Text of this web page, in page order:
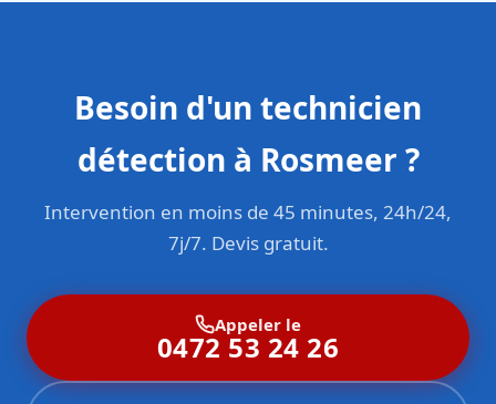
Besoin d'un technicien
détection à Rosmeer ?
Intervention en moins de 45 minutes, 24h/24,
7j/7. Devis gratuit.
Appeler le
0472 53 24 26